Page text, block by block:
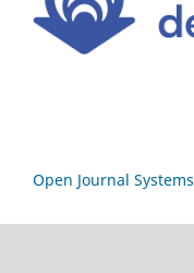
Open Journal Systems